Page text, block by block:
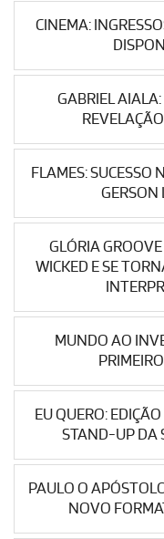
CINEMA:
GABRIEL
FLAMES: SUCESSO
GERSON
GLÓRIA
WICKED E SE
MUNDO AO
EU QUERO:
STAND-UP DA
PAULO O
NOVO